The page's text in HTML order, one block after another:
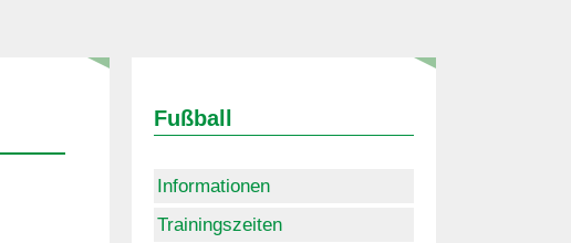
Fußball
Informationen
Trainingszeiten